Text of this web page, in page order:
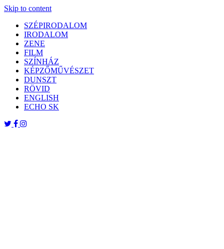
Skip to content
SZÉPIRODALOM
IRODALOM
ZENE
FILM
SZÍNHÁZ
KÉPZŐMŰVÉSZET
DUNSZT
RÖVID
ENGLISH
ECHO SK